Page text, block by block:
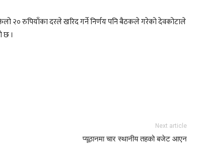
२० रुपियाँका दरले खरिद गर्ने निर्णय पनि बैठकले गरेको देवकोटाले
छ ।
Next article
प्यूठानमा चार स्थानीय तहको बजेट आएन